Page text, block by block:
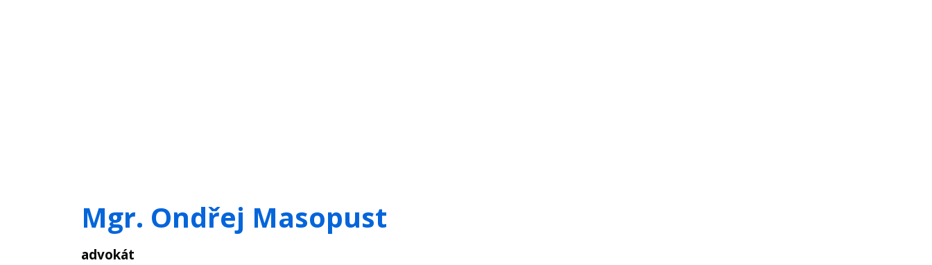
Mgr. Ondřej Masopust
advokát